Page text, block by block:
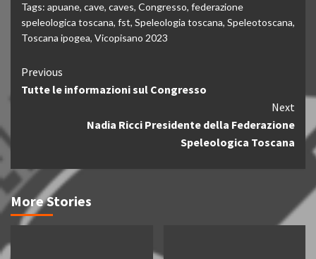
Tags: apuane, cave, caves, Congresso, federazione
speleologica toscana, fst, Speleologia toscana, Speleotoscana,
Toscana ipogea, Vicopisano 2023
Continue
Reading
Previous
Tutte le informazioni sul Congresso
Next
Nadia Ricci Presidente della Federazione
Speleologica Toscana
More Stories